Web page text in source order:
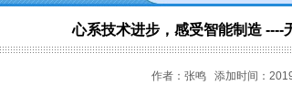
心系技术进步，感受智能制造 ----
作者：张鸣 添加时间：